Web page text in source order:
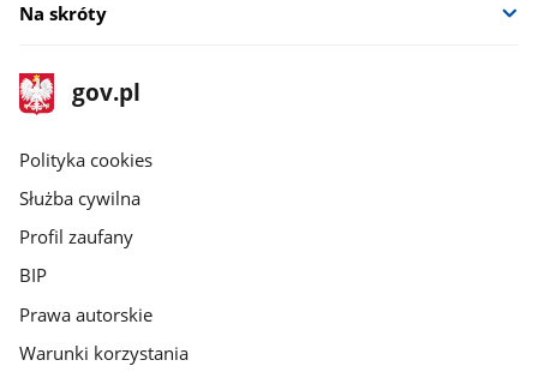
Na skróty
stopka
gov.pl
Strona
gov.pl
gov.pl
Polityka cookies
Służba cywilna
Profil zaufany
BIP
Prawa autorskie
Warunki korzystania